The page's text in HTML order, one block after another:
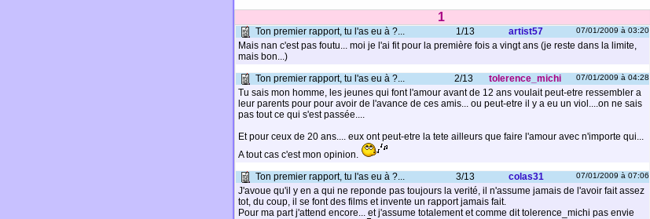
1
Ton premier rapport, tu l'as eu à ?... 1/13 artist57 07/01/2009 à 03:20
Mais nan c'est pas foutu... moi je l'ai fit pour la première fois a vingt ans (je reste dans la limite,
mais bon...)
Ton premier rapport, tu l'as eu à ?...
2/13 tolerence_michi 07/01/2009 à 04:28
Tu sais mon homme, les jeunes qui font l'amour avant de 12 ans voulait peut-etre ressembler a
leur parents pour pour avoir de l'avance de ces amis... ou peut-etre il y a eu un viol....on ne sais
pas tout ce qui s'est passée....
Et pour ceux de 20 ans.... eux ont peut-etre la tete ailleurs que faire l'amour avec n'importe qui...
A tout cas c'est mon opinion.
Ton premier rapport, tu l'as eu à ?...
3/13 colas31 07/01/2009 à 07:06
J'avoue qu'il y en a qui ne reponde pas toujours la verité, il n'assume jamais de l'avoir fait assez
tot, du coup, il se font des films et invente un rapport jamais fait.
Pour ma part j'attend encore... et j'assume totalement et comme dit tolerence_michi pas envie